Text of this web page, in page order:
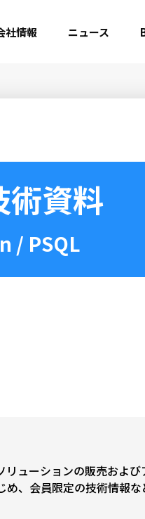
社情報 ニュース
術資料
/ PSQL
ューションの販売およ
、会員限定の技術情報